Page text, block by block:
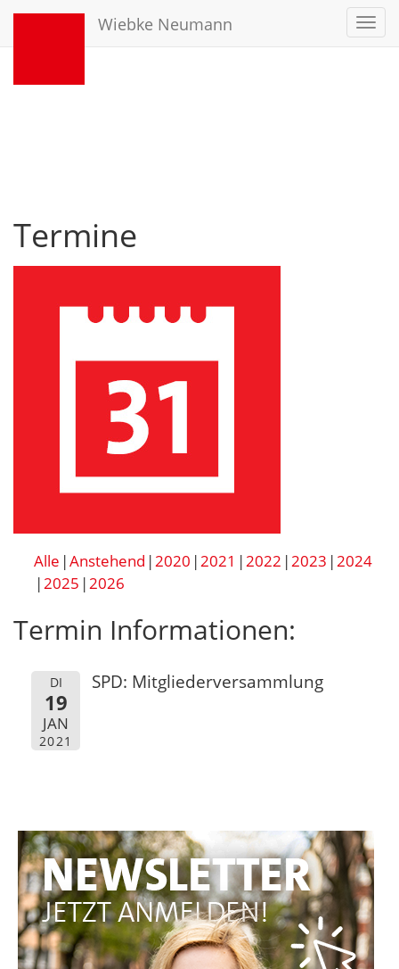
Wiebke Neumann
Termine
Alle Anstehend 2020 2021 2022 2023 2024
2025 2026
Termin Informationen:
DI
19
JAN
2021
SPD: Mitgliederversammlung